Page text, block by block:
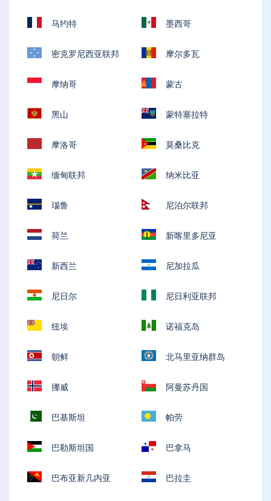
马约特 墨西哥
密克罗尼西亚联邦 摩尔多瓦
摩纳哥 蒙古
黑山 蒙特塞拉特
摩洛哥 莫桑比克
缅甸联邦 纳米比亚
瑙鲁 尼泊尔联邦
荷兰 新喀里多尼亚
新西兰 尼加拉瓜
尼日尔 尼日利亚联邦
纽埃 诺福克岛
朝鲜 北马里亚纳群岛
挪威 阿曼苏丹国
巴基斯坦 帕劳
巴勒斯坦国 巴拿马
巴布亚新几内亚 巴拉圭